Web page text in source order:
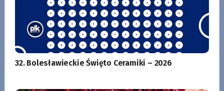
32. Bolesławieckie Święto Ceramiki – 2026